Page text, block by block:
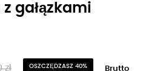
gałązkami
zł OSZCZĘDZASZ 40% Brutto